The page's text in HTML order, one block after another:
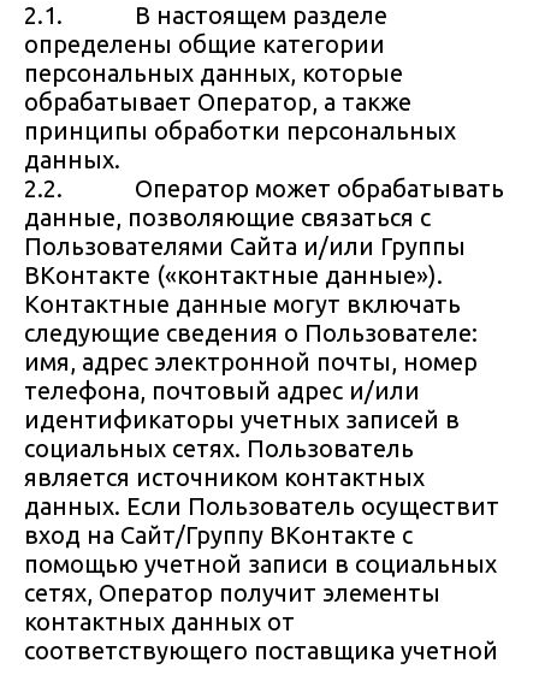
2.1. В настоящем разделе
определены общие категории
персональных данных, которые
обрабатывает Оператор, а также
принципы обработки персональных
данных.
2.2. Оператор может обрабатывать
данные, позволяющие связаться с
Пользователями Сайта и/или Группы
ВКонтакте («контактные данные»).
Контактные данные могут включать
следующие сведения о Пользователе:
имя, адрес электронной почты, номер
телефона, почтовый адрес и/или
идентификаторы учетных записей в
социальных сетях. Пользователь
является источником контактных
данных. Если Пользователь осуществит
вход на Сайт/Группу ВКонтакте с
помощью учетной записи в социальных
сетях, Оператор получит элементы
контактных данных от
соответствующего поставщика учетной